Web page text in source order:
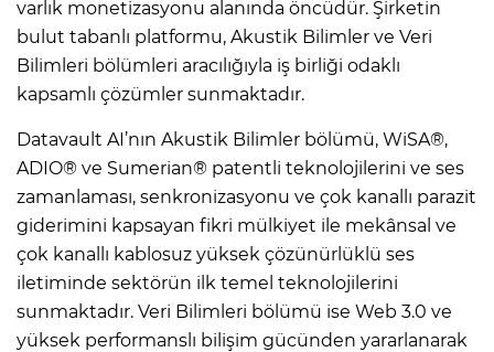
varlık monetizasyonu alanında öncüdür. Şirketin
bulut tabanlı platformu, Akustik Bilimler ve Veri
Bilimleri bölümleri aracılığıyla iş birliği odaklı
kapsamlı çözümler sunmaktadır.
Datavault AI’nın Akustik Bilimler bölümü, WiSA®,
ADIO® ve Sumerian® patentli teknolojilerini ve ses
zamanlaması, senkronizasyonu ve çok kanallı parazit
giderimini kapsayan fikri mülkiyet ile mekânsal ve
çok kanallı kablosuz yüksek çözünürlüklü ses
iletiminde sektörün ilk temel teknolojilerini
sunmaktadır. Veri Bilimleri bölümü ise Web 3.0 ve
yüksek performanslı bilişim gücünden yararlanarak